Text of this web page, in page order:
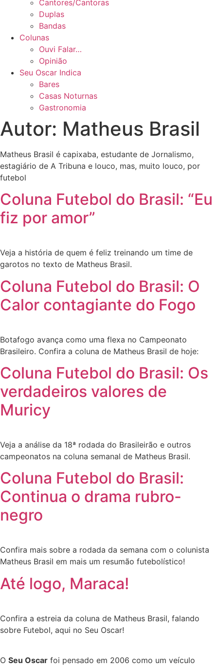
Cantores/Cantoras
Duplas
Bandas
Colunas
Ouvi Falar…
Opinião
Seu Oscar Indica
Bares
Casas Noturnas
Gastronomia
Autor: Matheus Brasil
Matheus Brasil é capixaba, estudante de Jornalismo,
estagiário de A Tribuna e louco, mas, muito louco, por
futebol
Coluna Futebol do Brasil: “Eu
fiz por amor”
Veja a história de quem é feliz treinando um time de
garotos no texto de Matheus Brasil.
Coluna Futebol do Brasil: O
Calor contagiante do Fogo
Botafogo avança como uma flexa no Campeonato
Brasileiro. Confira a coluna de Matheus Brasil de hoje:
Coluna Futebol do Brasil: Os
verdadeiros valores de
Muricy
Veja a análise da 18ª rodada do Brasileirão e outros
campeonatos na coluna semanal de Matheus Brasil.
Coluna Futebol do Brasil:
Continua o drama rubro-
negro
Confira mais sobre a rodada da semana com o colunista
Matheus Brasil em mais um resumão futebolístico!
Até logo, Maraca!
Confira a estreia da coluna de Matheus Brasil, falando
sobre Futebol, aqui no Seu Oscar!
O Seu Oscar foi pensado em 2006 como um veículo